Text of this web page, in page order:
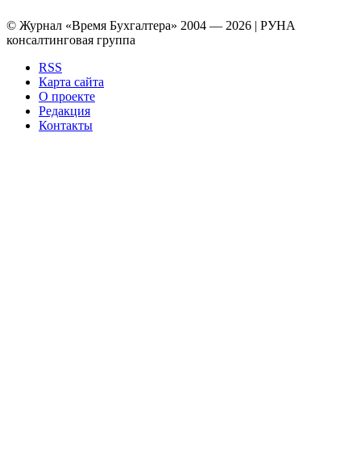
© Журнал «Время Бухгалтера» 2004 — 2026 | РУНА
консалтинговая группа
RSS
Карта сайта
О проекте
Редакция
Контакты